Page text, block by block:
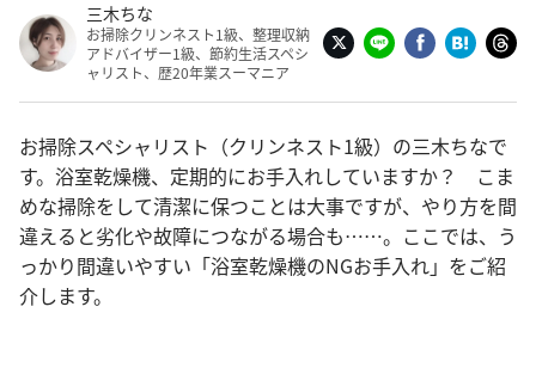
三木ちな
お掃除クリンネスト1級、整理収納
アドバイザー1級、節約生活スペシ
ャリスト、歴20年業スーマニア
お掃除スペシャリスト（クリンネスト1級）の三木ちなで
す。浴室乾燥機、定期的にお手入れしていますか？ こま
めな掃除をして清潔に保つことは大事ですが、やり方を間
違えると劣化や故障につながる場合も……。ここでは、う
っかり間違いやすい「浴室乾燥機のNGお手入れ」をご紹
介します。